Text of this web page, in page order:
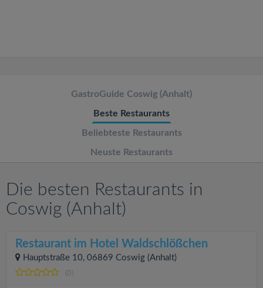
GastroGuide Coswig (Anhalt)
Beste Restaurants
Beliebteste Restaurants
Neuste Restaurants
Die besten Restaurants in
Coswig (Anhalt)
Restaurant im Hotel Waldschlößchen
Hauptstraße 10, 06869 Coswig (Anhalt)
(0)